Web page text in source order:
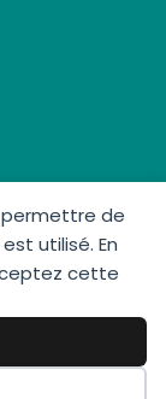
permettre de
utilisé. En
cette